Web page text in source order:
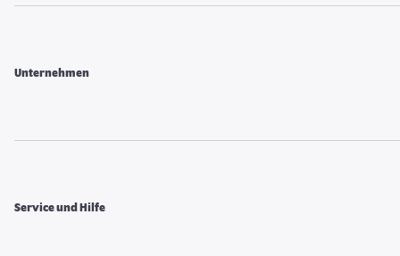
Unternehmen
Service und Hilfe